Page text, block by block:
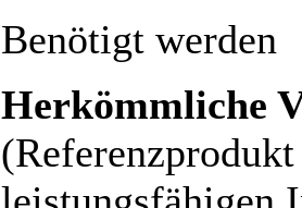
Benötigt werden
Herkömmliche